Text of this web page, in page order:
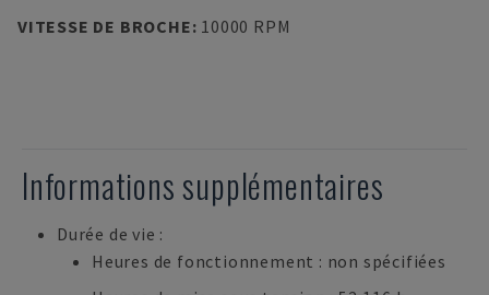
VITESSE DE BROCHE: 10000 RPM
Informations supplémentaires
Durée de vie :
Heures de fonctionnement : non spécifiées